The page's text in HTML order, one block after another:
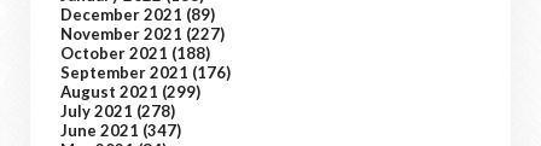
December 2021 (89)
November 2021 (227)
October 2021 (188)
September 2021 (176)
August 2021 (299)
July 2021 (278)
June 2021 (347)